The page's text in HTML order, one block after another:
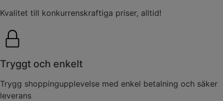
Kvalitet till konkurrenskraftiga priser, alltid!
Tryggt och enkelt
Trygg shoppingupplevelse med enkel betalning och säker
leverans